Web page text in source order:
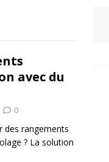
avec du
0
des rangements
? La solution